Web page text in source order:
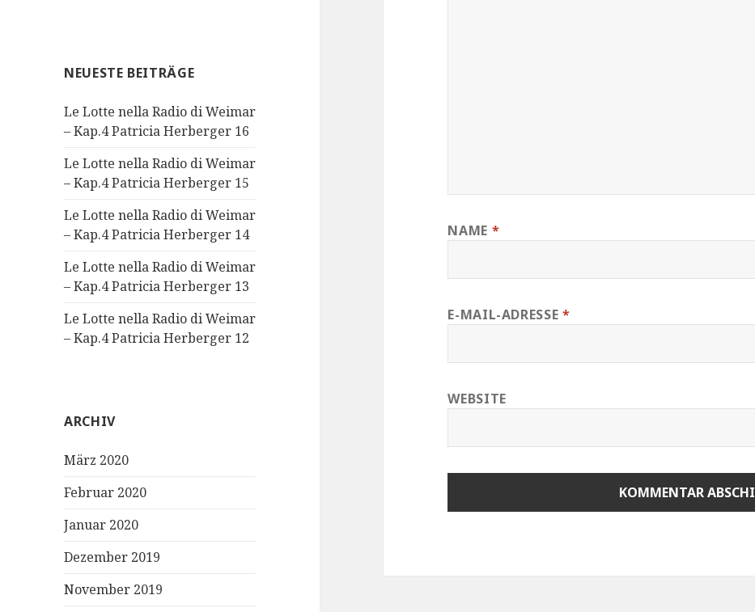
NEUESTE BEITRÄGE
Le Lotte nella Radio di Weimar
– Kap.4 Patricia Herberger 16
Le Lotte nella Radio di Weimar
– Kap.4 Patricia Herberger 15
Le Lotte nella Radio di Weimar
– Kap.4 Patricia Herberger 14
Le Lotte nella Radio di Weimar
– Kap.4 Patricia Herberger 13
Le Lotte nella Radio di Weimar
– Kap.4 Patricia Herberger 12
ARCHIV
März 2020
Februar 2020
Januar 2020
Dezember 2019
November 2019
NAME *
E-MAIL-ADRESSE *
WEBSITE